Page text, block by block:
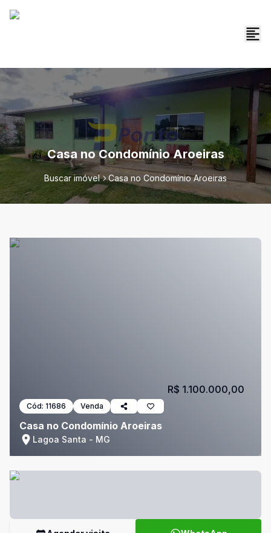
Casa no Condomínio Aroeiras
Buscar imóvel Casa no Condomínio Aroeiras
Cód: 11686 Venda
Casa no Condomínio Aroeiras
Lagoa Santa - MG
R$ 1.100.000,00